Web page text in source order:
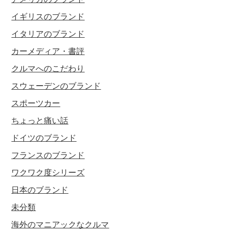
イギリスのブランド
イタリアのブランド
カーメディア・書評
クルマへのこだわり
スウェーデンのブランド
スポーツカー
ちょっと痛い話
ドイツのブランド
フランスのブランド
ワクワク度シリーズ
日本のブランド
未分類
海外のマニアックなクルマ